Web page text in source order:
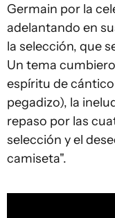
Germain por la
adelantando en
la selección, que
Un tema
espíritu de
pegadizo), la
repaso por las
selección y el
camiseta".